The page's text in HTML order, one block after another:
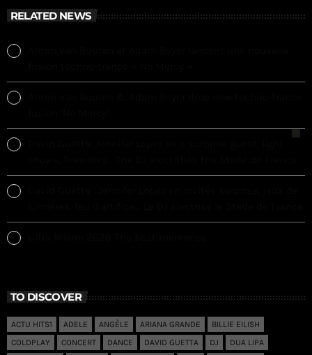
RELATED NEWS
TO DISCOVER
ACTU HITS1 ADELE ANGÈLE ARIANA GRANDE
BILLIE EILISH
COLDPLAY
CONCERT DANCE DAVID GUETTA DJ
DUA LIPA